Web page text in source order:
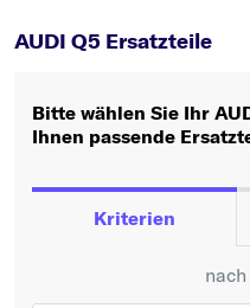
Wo finde ich die?
Hersteller wählen
AUDI Q5 Ersatzteile
Bitte wählen Sie Ihr
Ihnen passende
Kriterien